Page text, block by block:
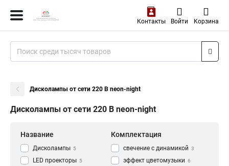
Контакты Войти Корзина
Дисколампы от сети 220 В neon-night
Дисколампы от сети 220 В neon-night
Название
Дисколампы 5
LED проекторы 5
Комплектация
свечение с динамикой 3
эффект цветомузыки 6